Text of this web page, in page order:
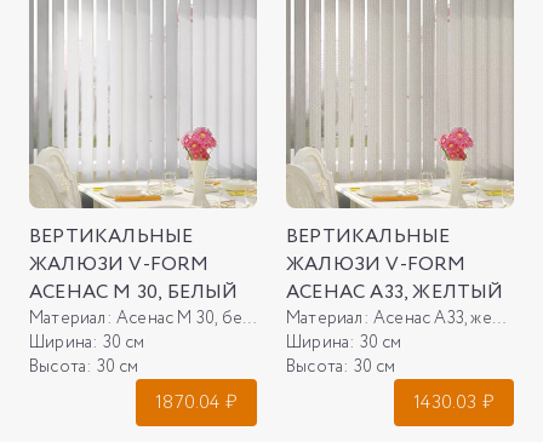
ВЕРТИКАЛЬНЫЕ
ЖАЛЮЗИ V-FORM
АСЕНАС М 30, БЕЛЫЙ
Материал: Асенас М 30, белый
Ширина: 30 см
Высота: 30 см
1870.04 ₽
ВЕРТИКАЛЬНЫЕ
ЖАЛЮЗИ V-FORM
АСЕНАС А33, ЖЕЛТЫЙ
Материал: Асенас А33, желтый
Ширина: 30 см
Высота: 30 см
1430.03 ₽